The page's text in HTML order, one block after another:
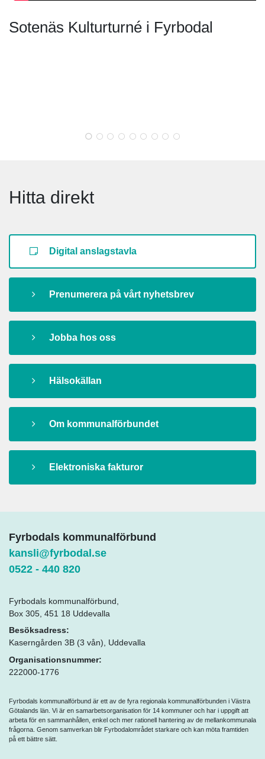
Sotenäs Kulturturné i Fyrbodal
Hitta direkt
Digital anslagstavla
Prenumerera på vårt nyhetsbrev
Jobba hos oss
Hälsokällan
Om kommunalförbundet
Elektroniska fakturor
Fyrbodals kommunalförbund
kansli@fyrbodal.se
0522 - 440 820
Fyrbodals kommunalförbund,
Box 305, 451 18 Uddevalla
Besöksadress:
Kaserngården 3B (3 vån), Uddevalla
Organisationsnummer:
222000-1776
Fyrbodals kommunalförbund är ett av de fyra regionala kommunalförbunden i Västra
Götalands län. Vi är en samarbetsorganisation för 14 kommuner och har i uppgift att
arbeta för en sammanhållen, enkel och mer rationell hantering av de mellankommunala
frågorna. Genom samverkan blir Fyrbodalområdet starkare och kan möta framtiden
på ett bättre sätt.